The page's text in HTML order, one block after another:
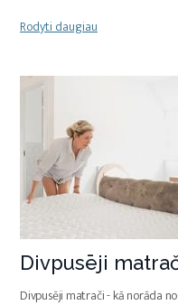
Rodyti daugiau
Divpusēji
Divpusēji matrači - kā norāda